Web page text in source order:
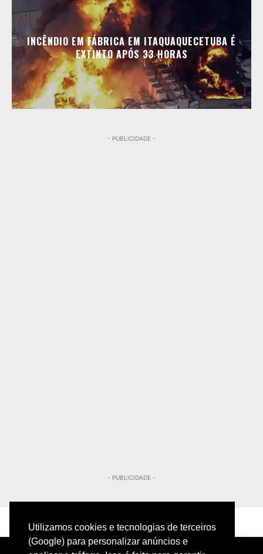
Utilizamos cookies e tecnologias de terceiros
(Google) para personalizar anúncios e
INCÊNDIO EM FÁBRICA EM ITAQUAQUECETUBA É
EXTINTO APÓS 33 HORAS
- PUBLICIDADE -
- PUBLICIDADE -